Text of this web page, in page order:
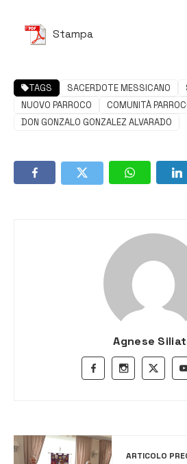
Stampa
TAGS SACERDOTE MESSICANO
NUOVO PARROCO
COMUNITÀ
DON GONZALO GONZALEZ ALVARADO
Agnese
ARTICOLO